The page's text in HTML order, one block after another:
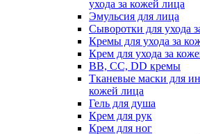
ухода за кожей лица
Эмульсия для лица
Сыворотки для ухода
Кремы для ухода за
Крем для ухода за
BB, CC, DD кремы
Тканевые маски для
кожей лица
Гель для душа
Крем для рук
Крем для ног